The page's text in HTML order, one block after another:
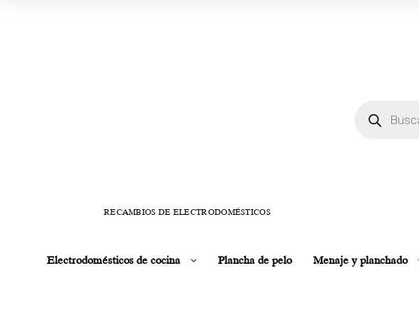
RECAMBIOS DE ELECTRODOMÉSTICOS
Electrodomésticos de cocina Plancha de pelo Menaje y planchado